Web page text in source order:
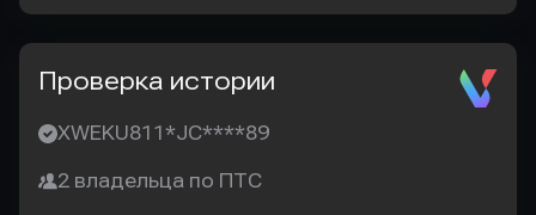
Проверка истории
XWEKU811*JC****89
2 владельца по ПТС